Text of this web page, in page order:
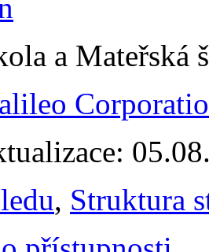
a
, Struktura